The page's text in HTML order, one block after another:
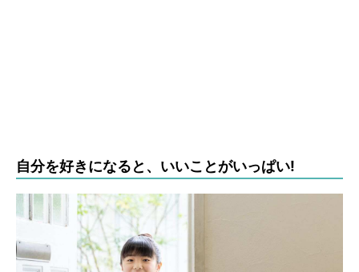
自分を好きになると、いいことがいっぱい!